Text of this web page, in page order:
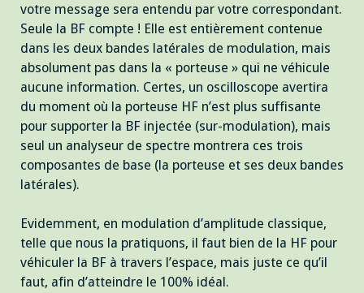
votre message sera entendu par votre correspondant.
Seule la BF compte ! Elle est entièrement contenue
dans les deux bandes latérales de modulation, mais
absolument pas dans la « porteuse » qui ne véhicule
aucune information. Certes, un oscilloscope avertira
du moment où la porteuse HF n’est plus suffisante
pour supporter la BF injectée (sur-modulation), mais
seul un analyseur de spectre montrera ces trois
composantes de base (la porteuse et ses deux bandes
latérales).
Evidemment, en modulation d’amplitude classique,
telle que nous la pratiquons, il faut bien de la HF pour
véhiculer la BF à travers l’espace, mais juste ce qu’il
faut, afin d’atteindre le 100% idéal.